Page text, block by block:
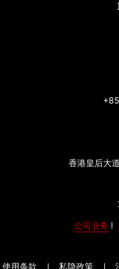
香港皇后大
公司业务
使用条款 私隐政策